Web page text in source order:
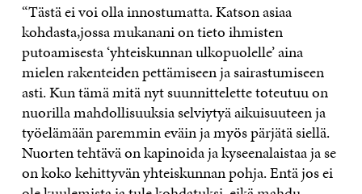
“Tästä ei voi olla innostumatta. Katson asiaa
kohdasta,jossa mukanani on tieto ihmisten
putoamisesta ‘yhteiskunnan ulkopuolelle’ aina
mielen rakenteiden pettämiseen ja sairastumiseen
asti. Kun tämä mitä nyt suunnittelette toteutuu on
nuorilla mahdollisuuksia selviytyä aikuisuuteen ja
työelämään paremmin eväin ja myös pärjätä siellä.
Nuorten tehtävä on kapinoida ja kyseenalaistaa ja se
on koko kehittyvän yhteiskunnan pohja. Entä jos ei